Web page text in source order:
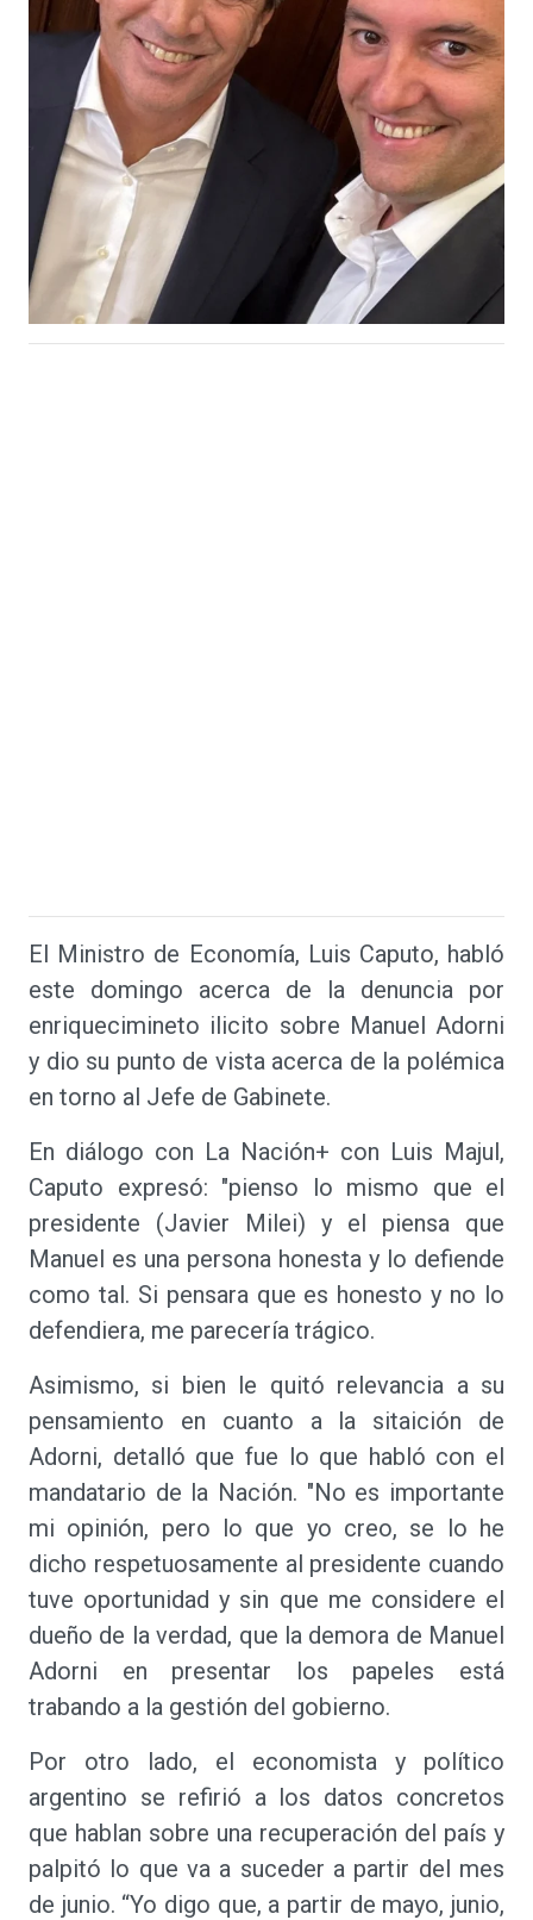
El Ministro de Economía, Luis Caputo, habló
este domingo acerca de la denuncia por
enriquecimineto ilicito sobre Manuel Adorni
y dio su punto de vista acerca de la polémica
en torno al Jefe de Gabinete.
En diálogo con La Nación+ con Luis Majul,
Caputo expresó: "pienso lo mismo que el
presidente (Javier Milei) y el piensa que
Manuel es una persona honesta y lo defiende
como tal. Si pensara que es honesto y no lo
defendiera, me parecería trágico.
Asimismo, si bien le quitó relevancia a su
pensamiento en cuanto a la sitaición de
Adorni, detalló que fue lo que habló con el
mandatario de la Nación. "No es importante
mi opinión, pero lo que yo creo, se lo he
dicho respetuosamente al presidente cuando
tuve oportunidad y sin que me considere el
dueño de la verdad, que la demora de Manuel
Adorni en presentar los papeles está
trabando a la gestión del gobierno.
Por otro lado, el economista y político
argentino se refirió a los datos concretos
que hablan sobre una recuperación del país y
palpitó lo que va a suceder a partir del mes
de junio. “Yo digo que, a partir de mayo, junio,